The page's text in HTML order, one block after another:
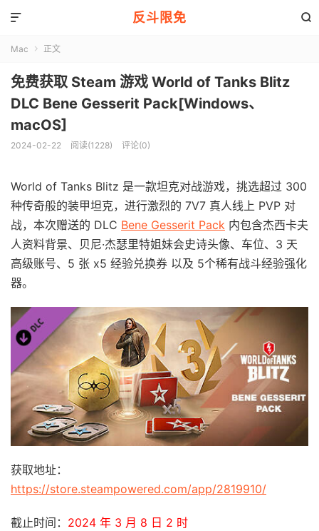
反斗限免 

Mac  正文
免费获取 Steam 游戏 World of Tanks Blitz
DLC Bene Gesserit Pack[Windows、
macOS]
2024-02-22 阅读(1228) 评论(0)
World of Tanks Blitz 是一款坦克对战游戏，挑选超过 300
种传奇般的装甲坦克，进行激烈的 7V7 真人线上 PVP 对
战，本次赠送的 DLC Bene Gesserit Pack 内包含杰西卡夫
人资料背景、贝尼·杰瑟里特姐妹会史诗头像、车位、3 天
高级账号、5 张 x5 经验兑换券 以及 5个稀有战斗经验强化
器。
获取地址：
https://store.steampowered.com/app/2819910/
截止时间： 2024 年 3 月 8 日 2 时